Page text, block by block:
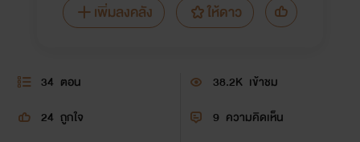
เพิ่มลงคลัง
ให้ดาว
34 ตอน 38.2K เข้าชม
24 ถูกใจ 9 ความคิดเห็น